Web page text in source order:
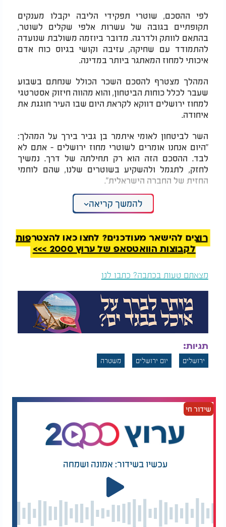
לפי ההסכם, שוטרי תפקידי הליבה יקבלו מענקים
תקופתיים בגובה של עשרות אלפי שקלים לשוטר,
בהתאם לוותק ולדרגה. מדובר ביוזמה משולבת שנועדה
להתמודד עם שחיקה, עזיבה וקושי בגיוס כוח אדם
איכותי למחוז המאתגר ביותר במדינה.
המהלך מצטרף להסכם השכר הכולל שנחתם בשבוע
שעבר לכלל כוחות הביטחון, והוא מהווה חיזוק אסטרטגי
למחוז ירושלים דווקא לקראת היום שבו העיר חוגגת את
איחודה.
השר לביטחון לאומי איתמר בן גביר בירך על המהלך:
"היום אנחנו אומרים לשוטרי מחוז ירושלים - אתם לא
לבד. ההסכם הזה הוא רק תחילתה של דרך. נמשיך
לחזק, לתגמל ולהשקיע בשוטרים שלנו, שהם לוחמי
החזית של החברה הישראלית".
גם ראש העיר משה ליאון בירך על ההישג והדגיש את
שיתוף הפעולה: "שוטרי משטרת ירושלים עושים עבודת
מודה לכל השותפים, ובראשם השר בן גביר והמפכ"ל
לוי, על התרומה לביטחונה של עירנו".
להמשך קריאה
רוצים להישאר מעודכנים? לחצו כאן להצטרפות
לקבוצות הוואטסאפ של ערוץ 2000 >>>
מצאתם טעות בכתבה? כתבו לנו
תגיות:
ירושלים יום ירושלים משטרה
שידור חי
עכשיו בשידור: אמונה ושמחה